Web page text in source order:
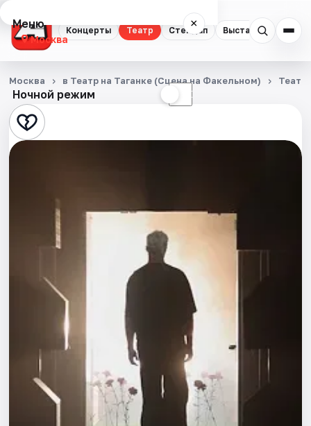
Концерты Театр Стендап Выставки
Меню ×
Москва
Концерты
Театр
Стендап
Экскурсии
События
Города
Площадки
Ночной режим ☾
Москва в Театр на Таганке (Сцена на Факельном) Театр